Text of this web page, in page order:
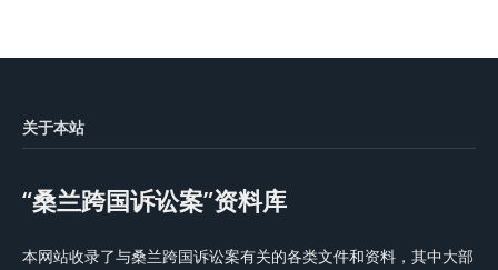
关于本站
“桑兰跨国诉讼案”资料库
本网站收录了与桑兰跨国诉讼案有关的各类文件和资料，其中大部